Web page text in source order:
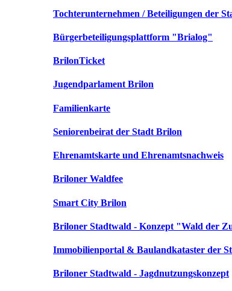
Tochterunternehmen / Beteiligungen der
Bürgerbeteiligungsplattform "Brialog"
BrilonTicket
Jugendparlament Brilon
Familienkarte
Seniorenbeirat der Stadt Brilon
Ehrenamtskarte und Ehrenamtsnachweis
Briloner Waldfee
Smart City Brilon
Briloner Stadtwald - Konzept "Wald der
Immobilienportal & Baulandkataster der
Briloner Stadtwald - Jagdnutzungskonzept